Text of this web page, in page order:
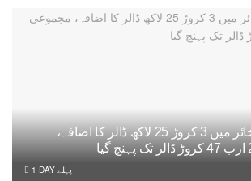
ملکی زرمبادلہ ذخائر میں 3 کروڑ 25 لاکھ ڈالر کا اضافہ،
1 DAY پہلے